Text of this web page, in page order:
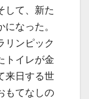
して、新た
なった。
リンピック
トイレが金
来日する世
もてなしの